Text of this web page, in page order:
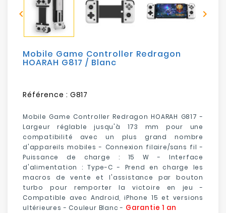
Mobilités
Loisirs
 
Mobile Game Controller Redragon
HOARAH G817 / Blanc
Référence : G817
Mobile Game Controller Redragon HOARAH G817 -
Largeur réglable jusqu'à 173 mm pour une
compatibilité avec un plus grand nombre
d'appareils mobiles - Connexion filaire/sans fil -
Puissance de charge : 15 W - Interface
d'alimentation : Type-C - Prend en charge les
macros de vente et l'assistance par bouton
turbo pour remporter la victoire en jeu -
Compatible avec Android, iPhone 15 et versions
ultérieures - Couleur Blanc - Garantie 1 an